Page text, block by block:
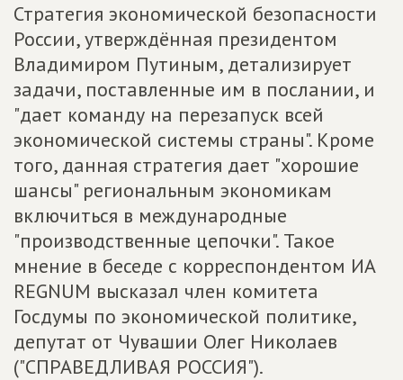
Стратегия экономической безопасности
России, утверждённая президентом
Владимиром Путиным, детализирует
задачи, поставленные им в послании, и
"дает команду на перезапуск всей
экономической системы страны". Кроме
того, данная стратегия дает "хорошие
шансы" региональным экономикам
включиться в международные
"производственные цепочки". Такое
мнение в беседе с корреспондентом ИА
REGNUM высказал член комитета
Госдумы по экономической политике,
депутат от Чувашии Олег Николаев
("СПРАВЕДЛИВАЯ РОССИЯ").